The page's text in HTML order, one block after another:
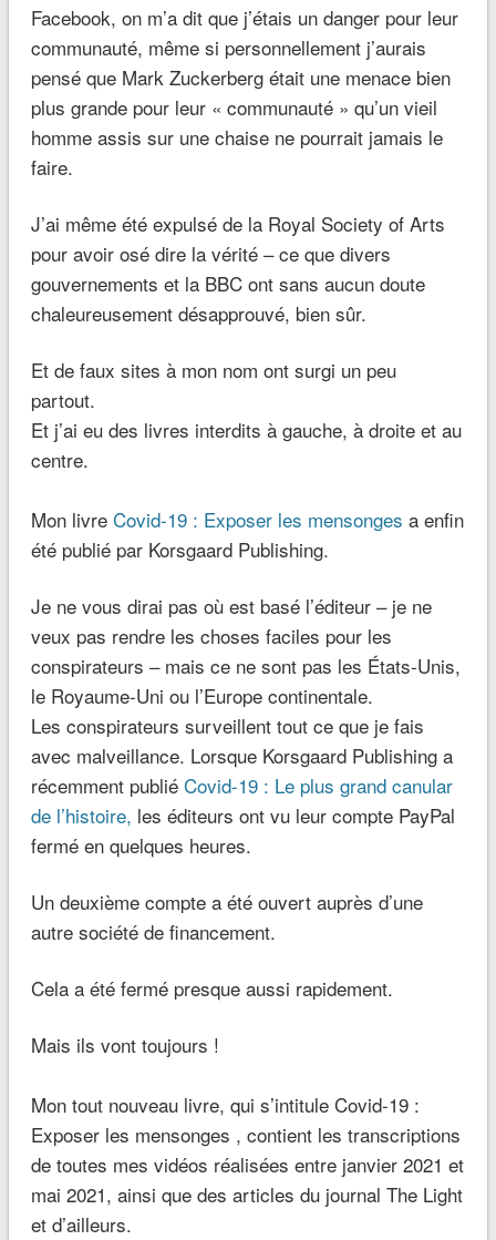
Facebook, on m’a dit que j’étais un danger pour leur
communauté, même si personnellement j’aurais
pensé que Mark Zuckerberg était une menace bien
plus grande pour leur « communauté » qu’un vieil
homme assis sur une chaise ne pourrait jamais le
faire.
J’ai même été expulsé de la Royal Society of Arts
pour avoir osé dire la vérité – ce que divers
gouvernements et la BBC ont sans aucun doute
chaleureusement désapprouvé, bien sûr.
Et de faux sites à mon nom ont surgi un peu
partout.
Et j’ai eu des livres interdits à gauche, à droite et au
centre.
Mon livre Covid-19 : Exposer les mensonges a enfin
été publié par Korsgaard Publishing.
Je ne vous dirai pas où est basé l’éditeur – je ne
veux pas rendre les choses faciles pour les
conspirateurs – mais ce ne sont pas les États-Unis,
le Royaume-Uni ou l’Europe continentale.
Les conspirateurs surveillent tout ce que je fais
avec malveillance. Lorsque Korsgaard Publishing a
récemment publié Covid-19 : Le plus grand canular
de l’histoire, les éditeurs ont vu leur compte PayPal
fermé en quelques heures.
Un deuxième compte a été ouvert auprès d’une
autre société de financement.
Cela a été fermé presque aussi rapidement.
Mais ils vont toujours !
Mon tout nouveau livre, qui s’intitule Covid-19 :
Exposer les mensonges , contient les transcriptions
de toutes mes vidéos réalisées entre janvier 2021 et
mai 2021, ainsi que des articles du journal The Light
et d’ailleurs.